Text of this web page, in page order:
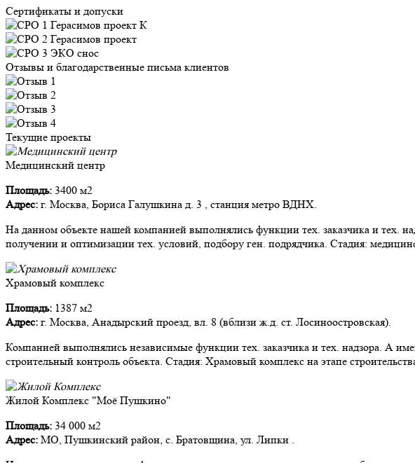
Сертификаты и допуски
Отзывы и благодарственные письма клиентов
Текущие проекты
Медицинский центр
Площадь: 3400 м2
Адрес: г. Москва, Бориса Галушкина д. 3 , станция метро ВДНХ.
На данном объекте нашей компанией выполнялись функции тех. заказчика и тех.
получении и оптимизации тех. условий, подбору ген. подрядчика. Стадия:
Храмовый комплекс
Площадь: 1387 м2
Адрес: г. Москва, Анадырский проезд, вл. 8 (вблизи ж.д. ст. Лосиноостровская).
Компанией выполнялись независимые функции тех. заказчика и тех. надзора. А
строительный контроль объекта. Стадия: Храмовый комплекс на этапе
Жилой Комплекс "Моё Пушкино"
Площадь: 34 000 м2
Адрес: МО, Пушкинский район, с. Братовщина, ул. Липки .